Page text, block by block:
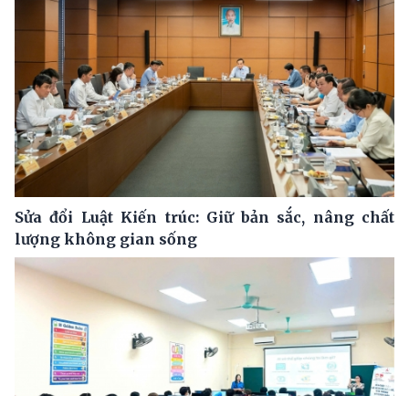
Sửa đổi Luật Kiến trúc: Giữ bản sắc, nâng chất
lượng không gian sống